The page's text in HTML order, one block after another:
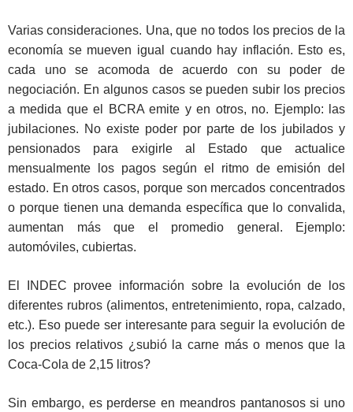
Varias consideraciones. Una, que no todos los precios de la
economía se mueven igual cuando hay inflación. Esto es,
cada uno se acomoda de acuerdo con su poder de
negociación. En algunos casos se pueden subir los precios
a medida que el BCRA emite y en otros, no. Ejemplo: las
jubilaciones. No existe poder por parte de los jubilados y
pensionados para exigirle al Estado que actualice
mensualmente los pagos según el ritmo de emisión del
estado. En otros casos, porque son mercados concentrados
o porque tienen una demanda específica que lo convalida,
aumentan más que el promedio general. Ejemplo:
automóviles, cubiertas.
El INDEC provee información sobre la evolución de los
diferentes rubros (alimentos, entretenimiento, ropa, calzado,
etc.). Eso puede ser interesante para seguir la evolución de
los precios relativos ¿subió la carne más o menos que la
Coca-Cola de 2,15 litros?
Sin embargo, es perderse en meandros pantanosos si uno